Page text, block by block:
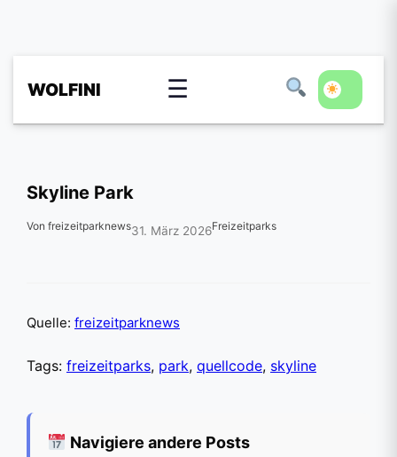
WOLFINI ☰
Skyline Park
Von freizeitparknews31. März 2026Freizeitparks
Quelle: freizeitparknews
Tags: freizeitparks, park, quellcode, skyline
Navigiere andere Posts